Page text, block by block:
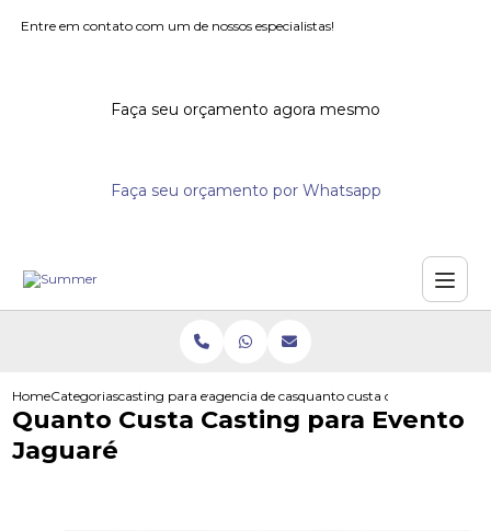
Entre em contato com um de nossos especialistas!
Faça seu orçamento agora mesmo
Faça seu orçamento por Whatsapp
HomeCategoriascasting para eventosagencia de casting para eventos
quanto custa casting para
Quanto Custa Casting para Evento
Jaguaré